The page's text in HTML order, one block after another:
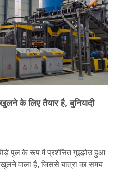
पुल के रूप में प्रशंसित गुइझोउ हुआ
खुलने वाला है, जिससे यात्रा का समय